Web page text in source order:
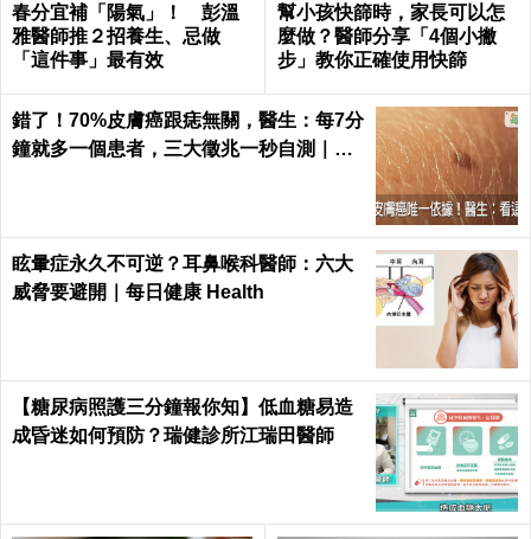
春分宜補「陽氣」！ 彭溫
雅醫師推２招養生、忌做
「這件事」最有效
幫小孩快篩時，家長可以怎
麼做？醫師分享「4個小撇
步」教你正確使用快篩
錯了！70%皮膚癌跟痣無關，醫生：每7分
鐘就多一個患者，三大徵兆一秒自測｜每
眩暈症永久不可逆？耳鼻喉科醫師：六大
威脅要避開｜每日健康 Health
【糖尿病照護三分鐘報你知】低血糖易造
成昏迷如何預防？瑞健診所江瑞田醫師